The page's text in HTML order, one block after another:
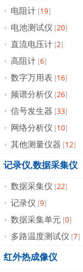
电阻计 [19]
电池测试仪 [20]
直流电压计 [2]
高阻计 [6]
数字万用表 [16]
频谱分析仪 [26]
信号发生器 [33]
网络分析仪 [10]
其他测量仪器 [12]
记录仪,数据采集仪
数据采集仪 [22]
记录仪 [9]
数据采集单元 [0]
多路温度测试仪 [7]
红外热成像仪